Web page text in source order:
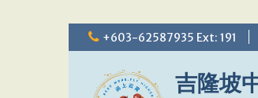
Skip
to
+603-62587935 Ext: 191
吉隆坡